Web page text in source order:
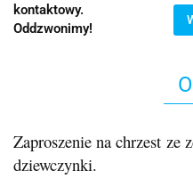
kontaktowy.
Oddzwonimy!
Zaproszenie na chrzest
dziewczynki.